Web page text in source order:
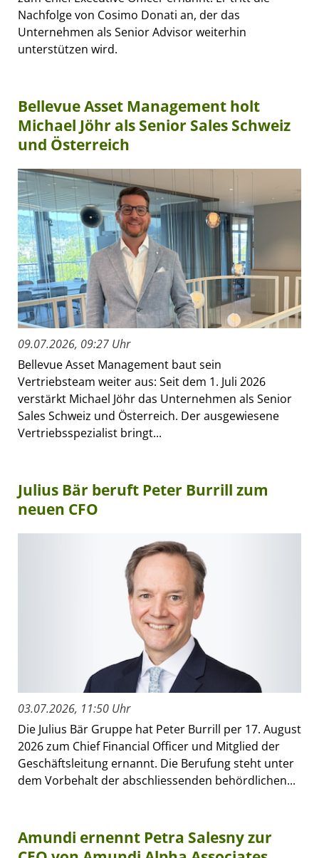
Nachfolge von Cosimo Donati an, der das
Unternehmen als Senior Advisor weiterhin
unterstützen wird.
Bellevue Asset Management holt
Michael Jöhr als Senior Sales Schweiz
und Österreich
09.07.2026, 09:27 Uhr
Bellevue Asset Management baut sein
Vertriebsteam weiter aus: Seit dem 1. Juli 2026
verstärkt Michael Jöhr das Unternehmen als Senior
Sales Schweiz und Österreich. Der ausgewiesene
Vertriebsspezialist bringt...
Julius Bär beruft Peter Burrill zum
neuen CFO
03.07.2026, 11:50 Uhr
Die Julius Bär Gruppe hat Peter Burrill per 17. August
2026 zum Chief Financial Officer und Mitglied der
Geschäftsleitung ernannt. Die Berufung steht unter
dem Vorbehalt der abschliessenden behördlichen...
Amundi ernennt Petra Salesny zur